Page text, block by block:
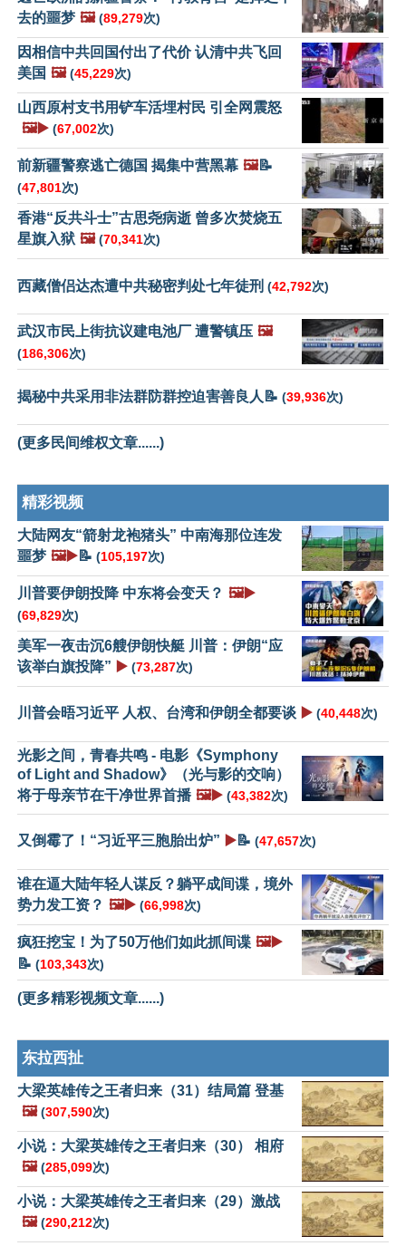
去的噩梦 🖼️ (89,279次)
因相信中共回国付出了代价 认清中共飞回
美国 🖼️ (45,229次)
山西原村支书用铲车活埋村民 引全网震怒
🖼️▶️ (67,002次)
前新疆警察逃亡德国 揭集中营黑幕 🖼️📝
(47,801次)
香港“反共斗士”古思尧病逝 曾多次焚烧五
星旗入狱 🖼️ (70,341次)
西藏僧侣达杰遭中共秘密判处七年徒刑 (42,792次)
武汉市民上街抗议建电池厂 遭警镇压 🖼️
(186,306次)
揭秘中共采用非法群防群控迫害善良人📝 (39,936次)
(更多民间维权文章......)
精彩视频
大陆网友“箭射龙袍猪头” 中南海那位连发
噩梦 🖼️▶️📝 (105,197次)
川普要伊朗投降 中东将会变天？ 🖼️▶️
(69,829次)
美军一夜击沉6艘伊朗快艇 川普：伊朗“应
该举白旗投降” ▶️ (73,287次)
川普会晤习近平 人权、台湾和伊朗全都要谈 ▶️ (40,448次)
光影之间，青春共鸣 - 电影《Symphony
of Light and Shadow》（光与影的交响）
将于母亲节在干净世界首播 🖼️▶️ (43,382次)
又倒霉了！“习近平三胞胎出炉” ▶️📝 (47,657次)
谁在逼大陆年轻人谋反？躺平成间谍，境外
势力发工资？ 🖼️▶️ (66,998次)
疯狂挖宝！为了50万他们如此抓间谍 🖼️▶️
📝 (103,343次)
(更多精彩视频文章......)
东拉西扯
大梁英雄传之王者归来（31）结局篇 登基
🖼️ (307,590次)
小说：大梁英雄传之王者归来（30） 相府
🖼️ (285,099次)
小说：大梁英雄传之王者归来（29）激战
🖼️ (290,212次)